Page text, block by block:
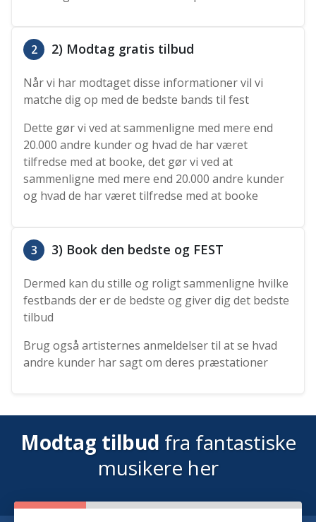
2 2) Modtag gratis tilbud
Når vi har modtaget disse informationer vil vi
matche dig op med de bedste bands til fest
Dette gør vi ved at sammenligne med mere end
20.000 andre kunder og hvad de har været
tilfredse med at booke, det gør vi ved at
sammenligne med mere end 20.000 andre kunder
og hvad de har været tilfredse med at booke
3 3) Book den bedste og FEST
Dermed kan du stille og roligt sammenligne hvilke
festbands der er de bedste og giver dig det bedste
tilbud
Brug også artisternes anmeldelser til at se hvad
andre kunder har sagt om deres præstationer
Modtag tilbud fra fantastiske
musikere her